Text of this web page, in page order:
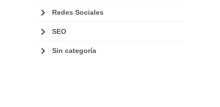
Redes Sociales
SEO
Sin categoría